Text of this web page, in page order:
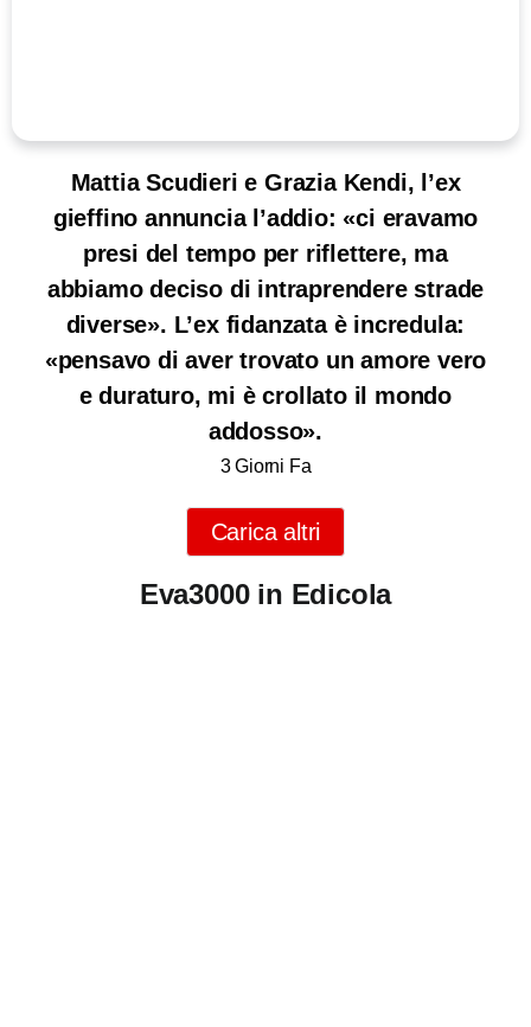
Mattia Scudieri e Grazia Kendi, l’ex
gieffino annuncia l’addio: «ci eravamo
presi del tempo per riflettere, ma
abbiamo deciso di intraprendere strade
diverse». L’ex fidanzata è incredula:
«pensavo di aver trovato un amore vero
e duraturo, mi è crollato il mondo
addosso».
3 Giorni Fa
Carica altri
Eva3000 in Edicola